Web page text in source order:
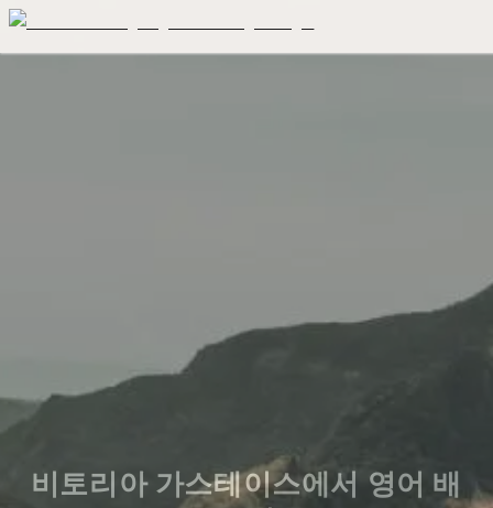
비토리아 가스테이스에서 영어 배